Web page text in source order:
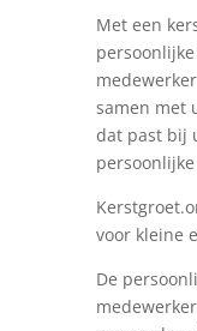
Met een
samen met
dat past bij
voor kleine
De